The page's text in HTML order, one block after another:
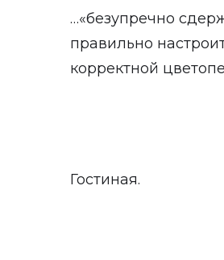
…«безупречно
правильно
корректной
Гостиная.